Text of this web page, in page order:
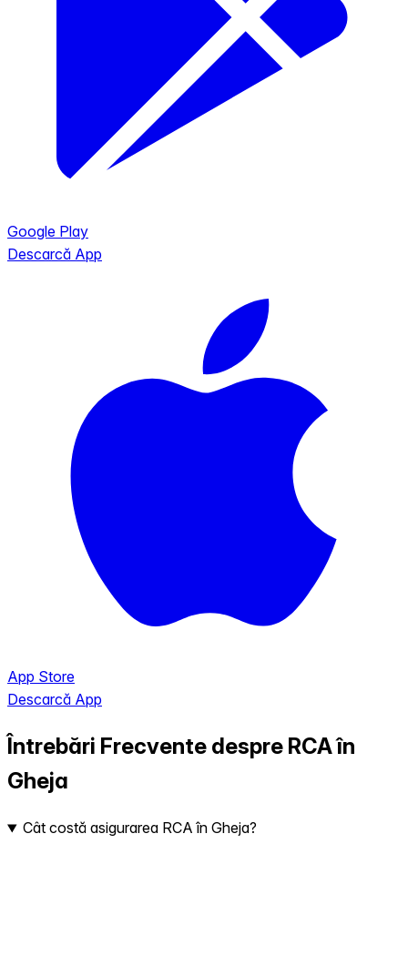
Google Play
Descarcă App
App Store
Descarcă App
Întrebări Frecvente despre RCA în
Gheja
Cât costă asigurarea RCA în Gheja?